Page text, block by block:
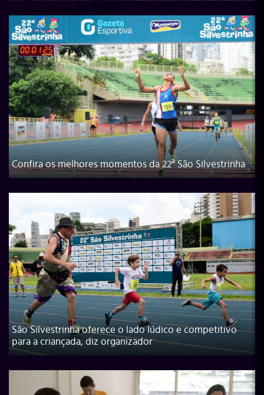
Confira os melhores momentos da 22ª São Silvestrinha
São Silvestrinha oferece o lado lúdico e competitivo
para a criançada, diz organizador